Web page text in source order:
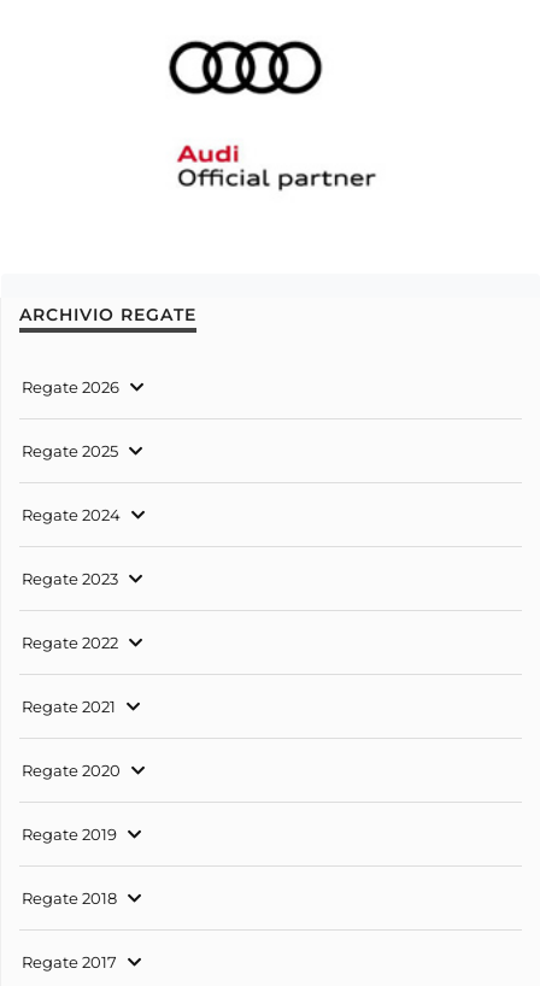
ARCHIVIO REGATE
Regate 2026
Regate 2025
Regate 2024
Regate 2023
Regate 2022
Regate 2021
Regate 2020
Regate 2019
Regate 2018
Regate 2017